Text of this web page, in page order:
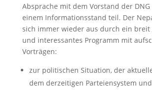
Absprache mit dem Vorstand der
einem Informationsstand teil. Der
sich immer wieder aus durch ein breit
und interessantes Programm mit
Vorträgen:
zur politischen Situation, der
dem derzeitigen Parteiensystem